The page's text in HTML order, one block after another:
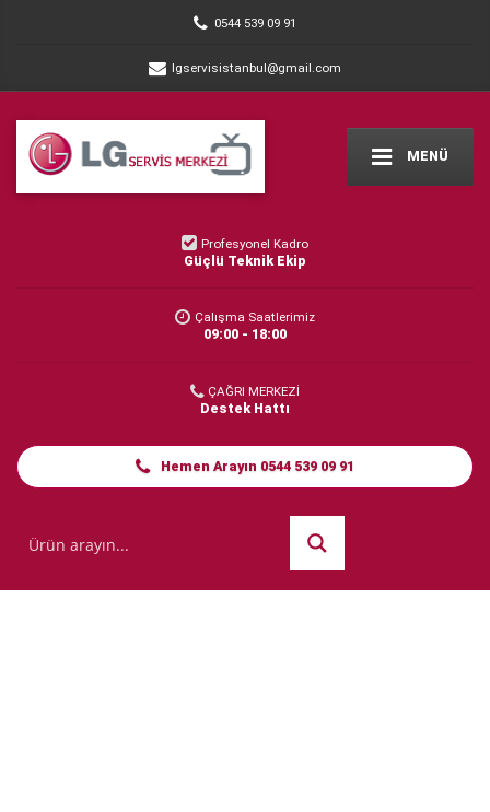
0544 539 09 91
lgservisistanbul@gmail.com
MENÜ
Profesyonel Kadro
Güçlü Teknik Ekip
Çalışma Saatlerimiz
09:00 - 18:00
ÇAĞRI MERKEZİ
Destek Hattı
Hemen Arayın 0544 539 09 91